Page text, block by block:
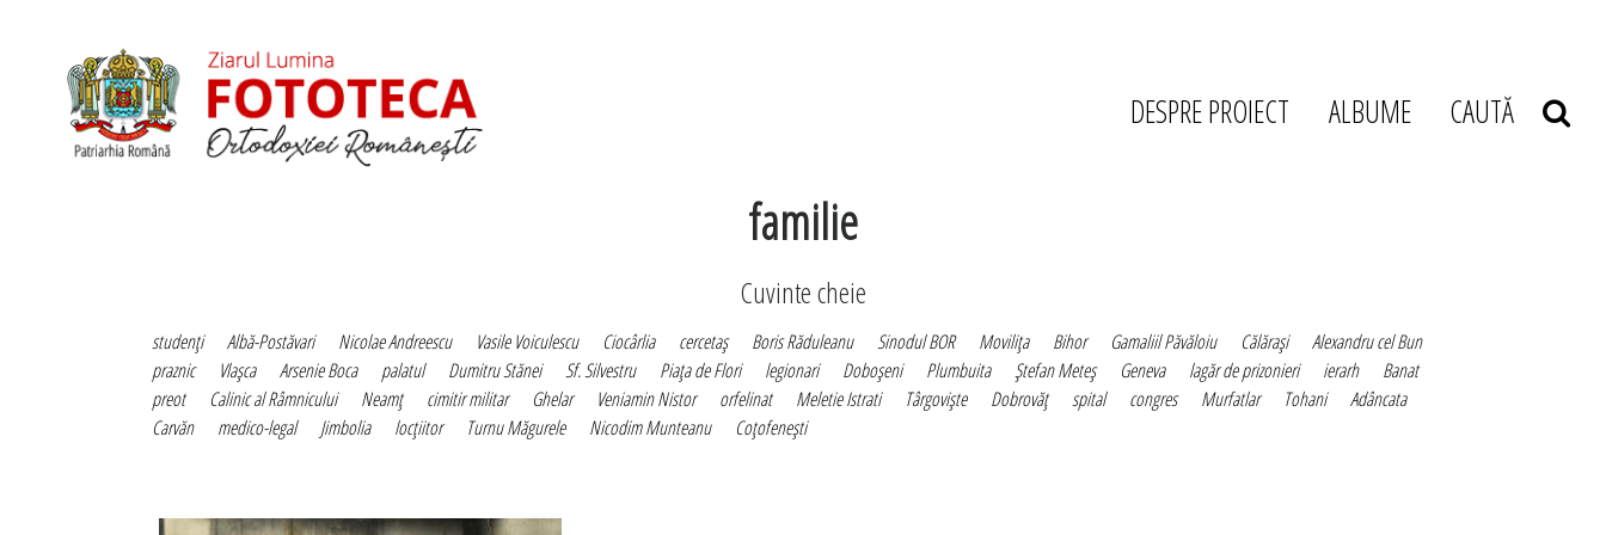
DESPRE PROIECT ALBUME CAUTĂ
familie
Cuvinte cheie
studenţi Albă-Postăvari Nicolae Andreescu Vasile Voiculescu Ciocârlia cercetaş Boris Răduleanu Sinodul BOR Moviliţa Bihor Gamaliil Păvăloiu Călăraşi
Alexandru cel Bun
praznic
Vlaşca Arsenie Boca palatul Dumitru Stănei Sf. Silvestru Piaţa de Flori legionari Doboşeni Plumbuita Ştefan Meteş Geneva lagăr de prizonieri ierarh
Banat
preot
Calinic al Râmnicului Neamţ cimitir militar Ghelar Veniamin Nistor orfelinat Meletie Istrati Târgovişte Dobrovăţ spital congres Murfatlar Tohani
Adâncata
Carvăn
medico-legal Jimbolia locţiitor Turnu Măgurele Nicodim Munteanu Coţofeneşti